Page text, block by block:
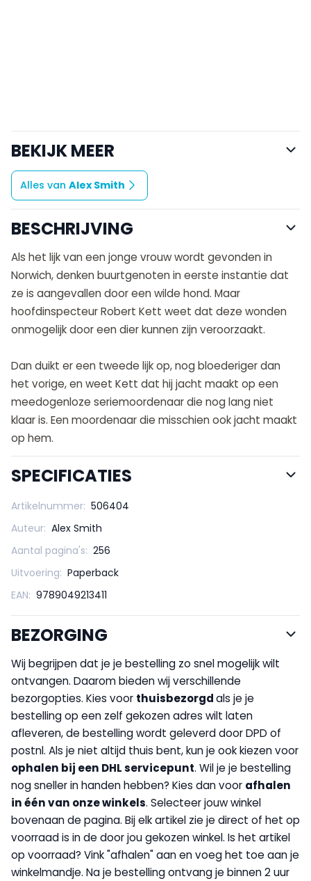
BEKIJK MEER
Alles van Alex Smith
BESCHRIJVING
Als het lijk van een jonge vrouw wordt gevonden in
Norwich, denken buurtgenoten in eerste instantie dat
ze is aangevallen door een wilde hond. Maar
hoofdinspecteur Robert Kett weet dat deze wonden
onmogelijk door een dier kunnen zijn veroorzaakt.
Dan duikt er een tweede lijk op, nog bloederiger dan
het vorige, en weet Kett dat hij jacht maakt op een
meedogenloze seriemoordenaar die nog lang niet
klaar is. Een moordenaar die misschien ook jacht maakt
op hem.
SPECIFICATIES
Artikelnummer: 506404
Auteur: Alex Smith
Aantal pagina's: 256
Uitvoering: Paperback
EAN: 9789049213411
BEZORGING
Wij begrijpen dat je je bestelling zo snel mogelijk wilt
ontvangen. Daarom bieden wij verschillende
bezorgopties. Kies voor thuisbezorgdals je je
bestelling op een zelf gekozen adres wilt laten
afleveren, de bestelling wordt geleverd door DPD of
postnl. Als je niet altijd thuis bent, kun je ook kiezen voor
ophalen bij een DHL servicepunt. Wil je je bestelling
nog sneller in handen hebben? Kies dan voor afhalen
in één van onze winkels. Selecteer jouw winkel
bovenaan de pagina. Bij elk artikel zie je direct of het op
voorraad is in de door jou gekozen winkel. Is het artikel
op voorraad? Vink "afhalen" aan en voeg het toe aan je
winkelmandje. Na je bestelling ontvang je binnen 2 uur